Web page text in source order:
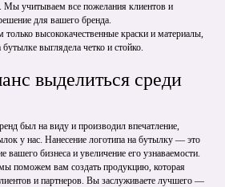
учитываем все пожелания клиентов и
для вашего бренда.
высококачественные краски и материалы,
выглядела четко и стойко.
выделиться среди
был на виду и производил впечатление,
у нас. Нанесение логотипа на бутылку — это
вашего бизнеса и увеличение его узнаваемости.
поможем вам создать продукцию, которая
и партнеров. Вы заслуживаете лучшего —